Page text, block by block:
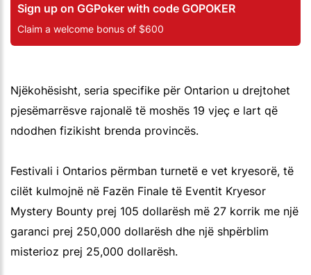
Sign up on GGPoker with code GOPOKER
Claim a welcome bonus of $600
Njëkohësisht, seria specifike për Ontarion u drejtohet
pjesëmarrësve rajonalë të moshës 19 vjeç e lart që
ndodhen fizikisht brenda provincës.
Festivali i Ontarios përmban turnetë e vet kryesorë, të
cilët kulmojnë në Fazën Finale të Eventit Kryesor
Mystery Bounty prej 105 dollarësh më 27 korrik me një
garanci prej 250,000 dollarësh dhe një shpërblim
misterioz prej 25,000 dollarësh.